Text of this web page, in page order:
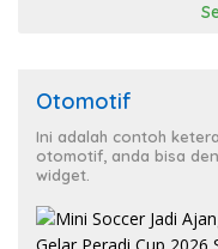
Otomotif
Ini adalah contoh
otomotif, anda bisa
widget.